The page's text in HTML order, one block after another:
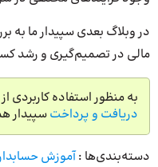
در وبلاگ بعدی سپیدار ما به
مالی در تصمیم‌گیری و رشد
به منظور استفاده کاربردی
دریافت و پرداختسپیدار
دسته‌بندی‌ها :آموزش